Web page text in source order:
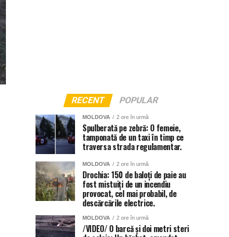
RECENT POPULAR
MOLDOVA 2 ore în urmă
Spulberată pe zebră: O femeie,
tamponată de un taxi în timp ce
traversa strada regulamentar.
MOLDOVA 2 ore în urmă
Drochia: 150 de baloți de paie au
fost mistuiți de un incendiu
provocat, cel mai probabil, de
descărcările electrice.
MOLDOVA 2 ore în urmă
/VIDEO/ O barcă și doi metri steri